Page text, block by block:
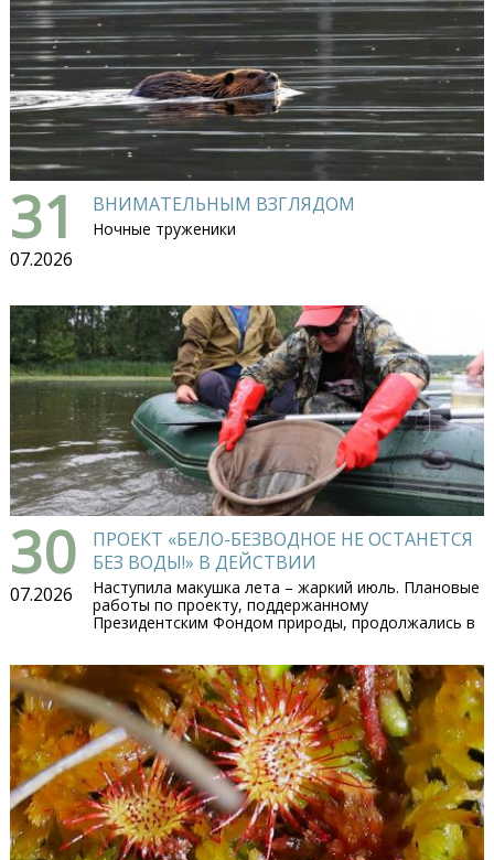
31
07.2026
ВНИМАТЕЛЬНЫМ ВЗГЛЯДОМ
Ночные труженики
30
07.2026
ПРОЕКТ «БЕЛО-БЕЗВОДНОЕ НЕ ОСТАНЕТСЯ
БЕЗ ВОДЫ!» В ДЕЙСТВИИ
Наступила макушка лета – жаркий июль. Плановые
работы по проекту, поддержанному
Президентским Фондом природы, продолжались в